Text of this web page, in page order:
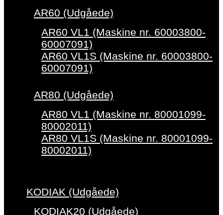
AR60 (Udgåede)
AR60 VL1 (Maskine nr. 60003800-
60007091)
AR60 VL1S (Maskine nr. 60003800-
60007091)
AR80 (Udgåede)
AR80 VL1 (Maskine nr. 80001099-
80002011)
AR80 VL1S (Maskine nr. 80001099-
80002011)
KODIAK (Udgåede)
KODIAK20 (Udgåede)